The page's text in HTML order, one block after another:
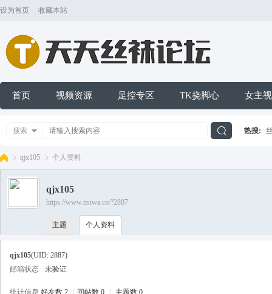
设为首页 收藏本站
首页 视频资源 足控专区 TK挠脚心 女主
搜索 热搜:
›
qjx105 个人资料
qjx105
https://www.ttsiwa.co/?2887
主题 个人资料
qjx105(UID: 2887)
邮箱状态
未验证
统计信息 好友数 2 回帖数 0 主题数 0